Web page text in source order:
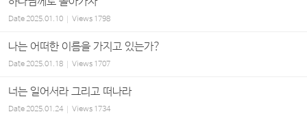
Date2025.01.10 Views 1798
나는 어떠한 이름을 가지고 있는가?
Date2025.01.18 Views 1707
너는 일어서라 그리고 떠나라
Date2025.01.24 Views 1734